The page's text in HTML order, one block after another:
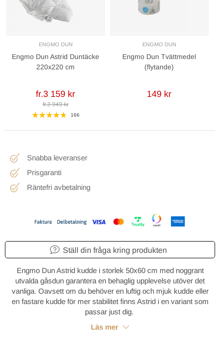
ENGMO DUN
Engmo Dun Astrid Duntäcke
220x220 cm
fr.3 159 kr
fr.3 949 kr
166
ENGMO DUN
Engmo Dun Tvättmedel
(flytande)
149 kr
Snabba leveranser
Prisgaranti
Räntefri avbetalning
Ställ din fråga kring produkten
Engmo Dun Astrid kudde i storlek 50x60 cm med noggrant
utvalda gåsdun garantera en behaglig upplevelse utöver det
vanliga. Oavsett om du behöver en luftig och mjuk kudde eller
en fastare kudde för mer stabilitet finns Astrid i en variant som
passar just dig.
Läs mer